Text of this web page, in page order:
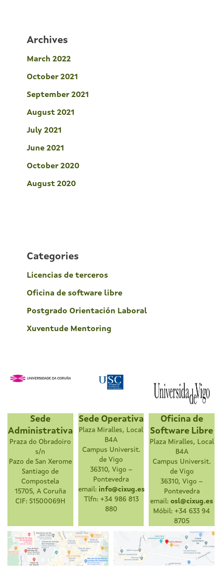
Archives
March 2022
October 2021
September 2021
August 2021
July 2021
June 2021
October 2020
August 2020
Categories
Licencias de terceros
Oficina de software libre
Postgrado Orientación Laboral
Xuventude Mentoring
Sede
Administrativa
Praza do Obradoiro
s/n
Pazo de San Xerome
Santiago de
Compostela
15705, A Coruña
CIF: S1500069H
Sede Operativa
Plaza Miralles, Local
B4A
Campus Universit.
de Vigo
36310, Vigo –
Pontevedra
email: info@cixug.es
Tlfn: +34 986 813
880
Oficina de
Software Libre
Plaza Miralles, Local
B4A
Campus Universit.
de Vigo
36310, Vigo –
Pontevedra
email:osl@cixug.es
Móbil: +34 633 94
8705